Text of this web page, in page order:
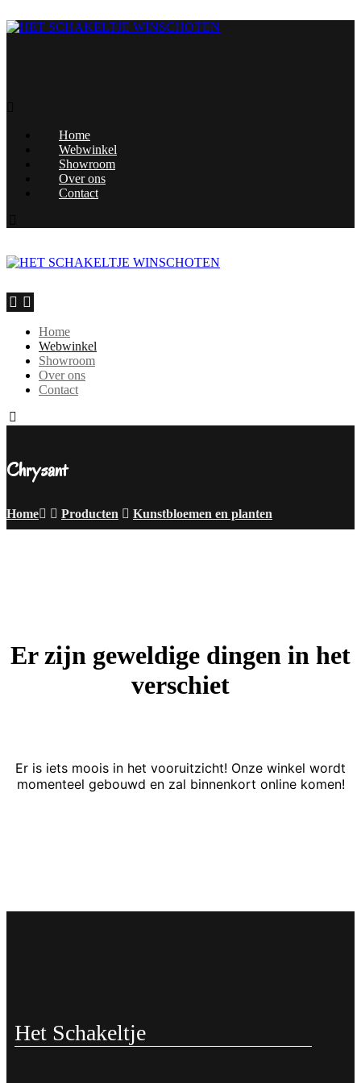
Home
Webwinkel
Showroom
Over ons
Contact
Home
Webwinkel
Showroom
Over ons
Contact
Chrysant
Home Producten Kunstbloemen en planten
Er zijn geweldige dingen in het
verschiet
Er is iets moois in het vooruitzicht! Onze winkel wordt
momenteel gebouwd en zal binnenkort online komen!
Het Schakeltje